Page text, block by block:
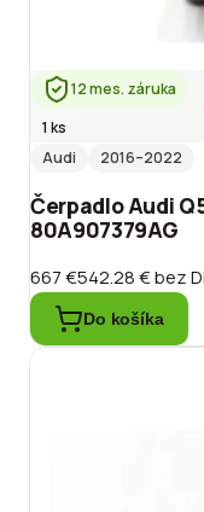
12 mes. záruka
1 ks
Audi
2016–2022
Čerpadlo Audi
80A907379AG
667 €542.28 €bez
Do košíka